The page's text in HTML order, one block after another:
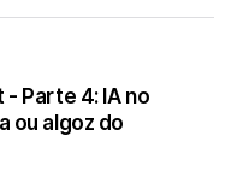
- Parte 4: IA no
ou algoz do